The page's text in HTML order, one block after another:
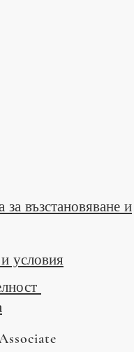
за възстановяване и
условия